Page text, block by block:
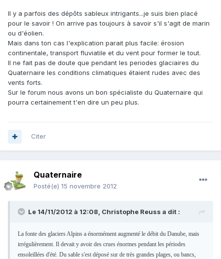
Il y a parfois des dépôts sableux intrigants...je suis bien placé
pour le savoir ! On arrive pas toujours à savoir s'il s'agit de marin
ou d'éolien.
Mais dans ton cas l'explication parait plus facile: érosion
continentale, transport fluviatile et du vent pour former le tout.
Il ne fait pas de doute que pendant les periodes glaciaires du
Quaternaire les conditions climatiques étaient rudes avec des
vents forts.
Sur le forum nous avons un bon spécialiste du Quaternaire qui
pourra certainement t'en dire un peu plus.
Citer
Quaternaire
Posté(e) 15 novembre 2012
Le 14/11/2012 à 12:08, Christophe Reuss a dit :
La fonte des glaciers Alpins a énormément augmenté le débit du Danube, mais
irrégulièrement. Il devait y avoir des crues énormes pendant les périodes
ensoleillées d'été. Du sable s'est déposé sur de très grandes plages, ou bancs,